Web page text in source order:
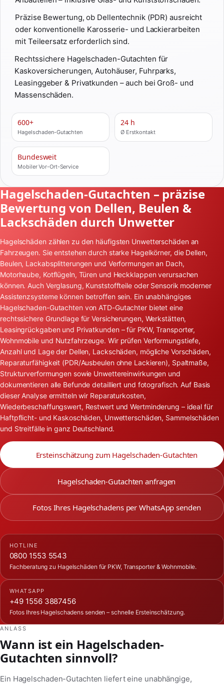
Präzise Bewertung, ob Dellentechnik (PDR) ausreicht
oder konventionelle Karosserie- und Lackierarbeiten
mit Teileersatz erforderlich sind.
Rechtssichere Hagelschaden-Gutachten für
Kaskoversicherungen, Autohäuser, Fuhrparks,
Leasinggeber & Privatkunden – auch bei Groß- und
Massenschäden.
600+
Hagelschaden-Gutachten
24 h
Ø Erstkontakt
Bundesweit
Mobiler Vor-Ort-Service
Hagelschaden-Gutachten – präzise
Bewertung von Dellen, Beulen &
Lackschäden durch Unwetter
Hagelschäden zählen zu den häufigsten Unwetterschäden an
Fahrzeugen. Sie entstehen durch starke Hagelkörner, die Dellen,
Beulen, Lackabsplitterungen und Verformungen an Dach,
Motorhaube, Kotflügeln, Türen und Heckklappen verursachen
können. Auch Verglasung, Kunststoffteile oder Sensorik moderner
Assistenzsysteme können betroffen sein. Ein unabhängiges
Hagelschaden-Gutachten von ATD-Gutachter bietet eine
rechtssichere Grundlage für Versicherungen, Werkstätten,
Leasingrückgaben und Privatkunden – für PKW, Transporter,
Wohnmobile und Nutzfahrzeuge. Wir prüfen Verformungstiefe,
Anzahl und Lage der Dellen, Lackschäden, mögliche Vorschäden,
Reparaturfähigkeit (PDR/Ausbeulen ohne Lackieren), Spaltmaße,
Strukturverformungen sowie Unwettereinwirkungen und
dokumentieren alle Befunde detailliert und fotografisch. Auf Basis
dieser Analyse ermitteln wir Reparaturkosten,
Wiederbeschaffungswert, Restwert und Wertminderung – ideal für
Haftpflicht- und Kaskoschäden, Unwetterschäden, Sammelschäden
und Streitfälle in ganz Deutschland.
Ersteinschätzung zum Hagelschaden-Gutachten
Hagelschaden-Gutachten anfragen
Fotos Ihres Hagelschadens per WhatsApp senden
HOTLINE
0800 1553 5543
Fachberatung zu Hagelschäden für PKW, Transporter & Wohnmobile.
WHATSAPP
+49 1556 3887456
Fotos Ihres Hagelschadens senden – schnelle Ersteinschätzung.
ANLASS
Wann ist ein Hagelschaden-
Gutachten sinnvoll?
Ein Hagelschaden-Gutachten liefert eine unabhängige,